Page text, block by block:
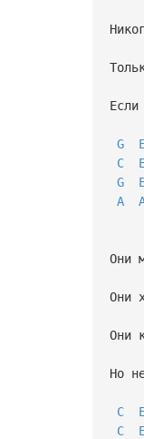
G
C
G
A
Они
Они
Они
Но
C
C